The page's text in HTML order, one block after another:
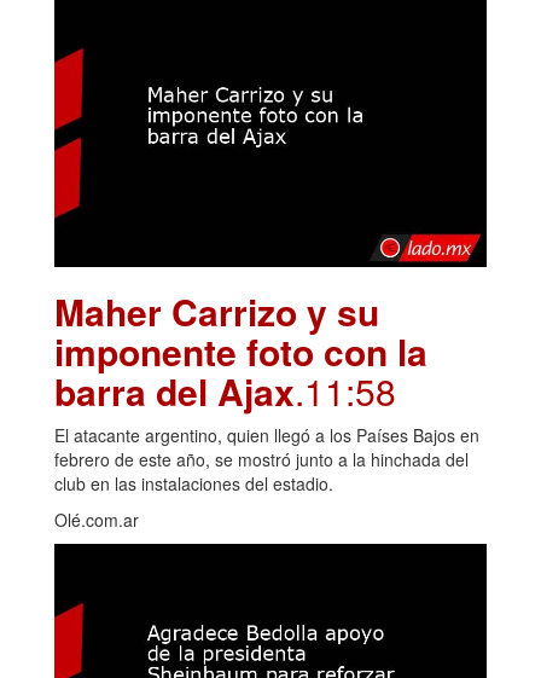
Maher Carrizo y su
imponente foto con la
barra del Ajax.11:58
El atacante argentino, quien llegó a los Países Bajos en
febrero de este año, se mostró junto a la hinchada del
club en las instalaciones del estadio.
Olé.com.ar